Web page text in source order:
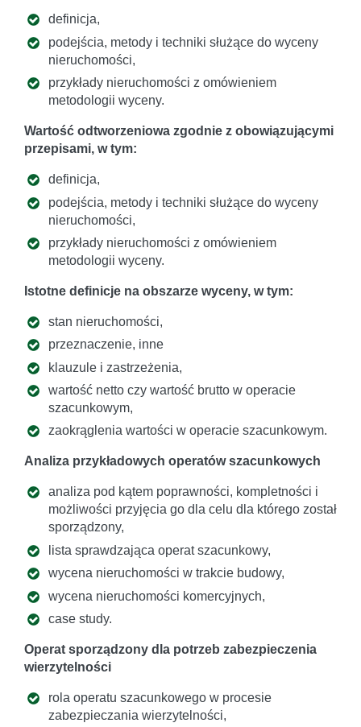
definicja,
podejścia, metody i techniki służące do wyceny
nieruchomości,
przykłady nieruchomości z omówieniem
metodologii wyceny.
Wartość odtworzeniowa zgodnie z obowiązującymi
przepisami, w tym:
definicja,
podejścia, metody i techniki służące do wyceny
nieruchomości,
przykłady nieruchomości z omówieniem
metodologii wyceny.
Istotne definicje na obszarze wyceny, w tym:
stan nieruchomości,
przeznaczenie, inne
klauzule i zastrzeżenia,
wartość netto czy wartość brutto w operacie
szacunkowym,
zaokrąglenia wartości w operacie szacunkowym.
Analiza przykładowych operatów szacunkowych
analiza pod kątem poprawności, kompletności i
możliwości przyjęcia go dla celu dla którego został
sporządzony,
lista sprawdzająca operat szacunkowy,
wycena nieruchomości w trakcie budowy,
wycena nieruchomości komercyjnych,
case study.
Operat sporządzony dla potrzeb zabezpieczenia
wierzytelności
rola operatu szacunkowego w procesie
zabezpieczania wierzytelności,